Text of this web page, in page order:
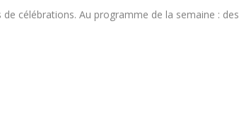
célébrations. Au programme de la semaine : des